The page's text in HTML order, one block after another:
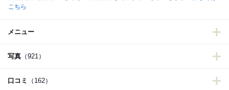
こちら
メニュー
写真 （921）
口コミ （162）